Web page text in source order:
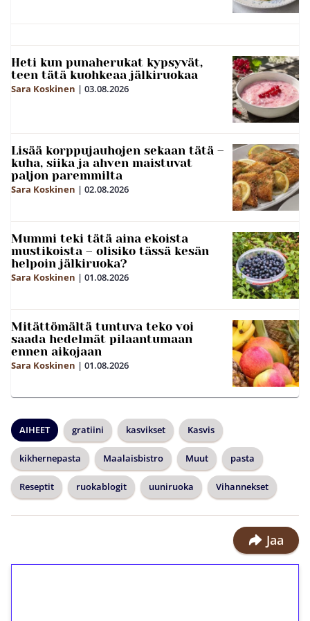
Heti kun punaherukat kypsyvät,
teen tätä kuohkeaa jälkiruokaa
Sara Koskinen | 03.08.2026
Lisää korppujauhojen sekaan tätä –
kuha, siika ja ahven maistuvat
paljon paremmilta
Sara Koskinen | 02.08.2026
Mummi teki tätä aina ekoista
mustikoista – olisiko tässä kesän
helpoin jälkiruoka?
Sara Koskinen | 01.08.2026
Mitättömältä tuntuva teko voi
saada hedelmät pilaantumaan
ennen aikojaan
Sara Koskinen | 01.08.2026
AIHEET gratiini kasvikset Kasvis
kikhernepasta Maalaisbistro Muut pasta
Reseptit ruokablogit uuniruoka Vihannekset
Jaa